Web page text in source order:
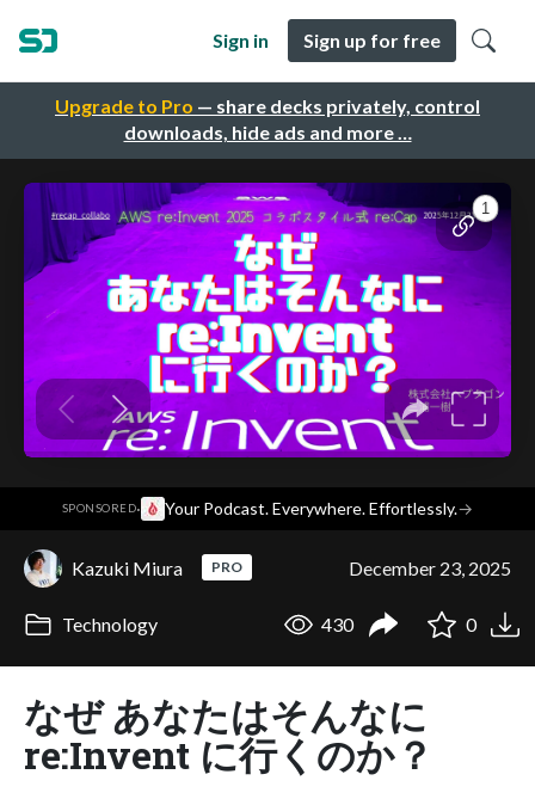
Upgrade to Pro — share decks privately, control
downloads, hide ads and more …
Sign in Sign up for free
SPONSORED· Your Podcast. Everywhere. Effortlessly.→
Kazuki Miura PRO December 23, 2025
Technology 430 0
なぜ あなたはそんなに
re:Invent に行くのか？